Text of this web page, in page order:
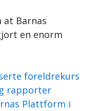
at Barnas
en enorm
foreldrekurs
rapporter
Plattform i